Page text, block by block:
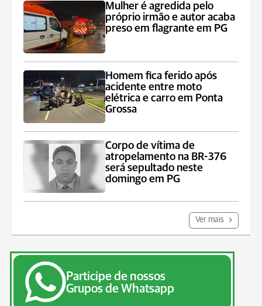
Mulher é agredida pelo
próprio irmão e autor acaba
preso em flagrante em PG
Homem fica ferido após
acidente entre moto
elétrica e carro em Ponta
Grossa
Corpo de vítima de
atropelamento na BR-376
será sepultado neste
domingo em PG
Ver mais
Participe de nossos
Grupos de Whatsapp